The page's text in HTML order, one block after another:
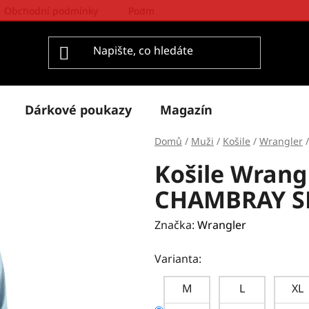
Dárkové poukazy Magazín
Domů / Muži / Košile / Wrangler /
Košile
CHAMBRAY
Značka: Wrangler
Varianta:
M
L XL